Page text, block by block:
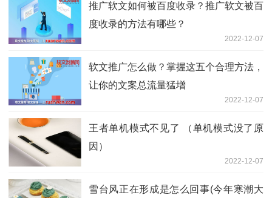
推广软文如何被百度收录？推广软文被百
度收录的方法有哪些？
2022-12-07
软文推广怎么做？掌握这五个合理方法，
让你的文案总流量猛增
2022-12-07
王者单机模式不见了 （单机模式没了原
因）
2022-12-07
雪台风正在形成是怎么回事(今年寒潮大